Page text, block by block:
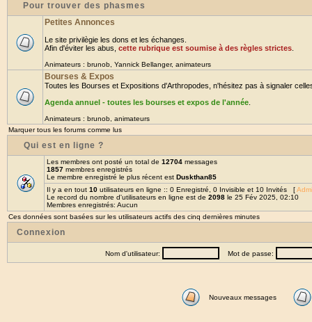
Pour trouver des phasmes
Petites Annonces
Le site privilègie les dons et les échanges.
Afin d'éviter les abus, cette rubrique est soumise à des règles strictes
Animateurs : brunob Yannick Bellanger, animateurs
Bourses & Expos
Toutes les Bourses et Expositions d'Arthropodes, n'hésitez pas à signaler
Agenda annuel - toutes les bourses et expos de l'année
Animateurs : brunob animateurs
Marquer tous les forums comme lus
Qui est en ligne ?
Les membres ont posté un total de 12704 messages
1857 membres enregistrés
Le membre enregistré le plus récent est Duskthan85
Il y a en tout 10 utilisateurs en ligne :: 0 Enregistré, 0 Invisible et 10 Invités [
Le record du nombre d'utilisateurs en ligne est de 2098 le 25 Fév 2025, 02:10
Membres enregistrés: Aucun
Ces données sont basées sur les utilisateurs actifs des cinq dernières minutes
Connexion
Nom d'utilisateur: Mot de passe:
Nouveaux messages